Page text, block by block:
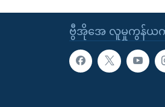
ဗွီအိုအေ လူမှုကွန်ယက်